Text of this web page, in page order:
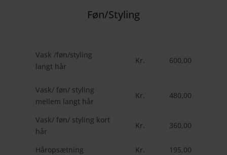
Føn/Styling
Vask /føn/styling
langt hår
Kr. 600,00
Vask/ føn/ styling
mellem langt hår
Kr. 480,00
Vask/ føn/ styling kort
hår
Kr. 360,00
Håropsætning Kr. 195,00